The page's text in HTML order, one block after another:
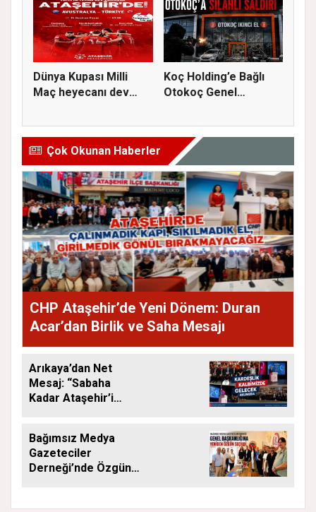
Dünya Kupası Milli
Maç heyecanı dev
Koç Holding’e Bağlı
Otokoç Genel
Çok Okunan Haberler
CHP Ataşehir’de Yeni Dönem: Duran
Acar’dan Birlik ve Saha Mesajı
Arıkaya’dan Net
Mesaj: “Sabaha
Kadar Ataşehir’i
Bağımsız Medya
Gazeteciler
Derneği’nde Özgün